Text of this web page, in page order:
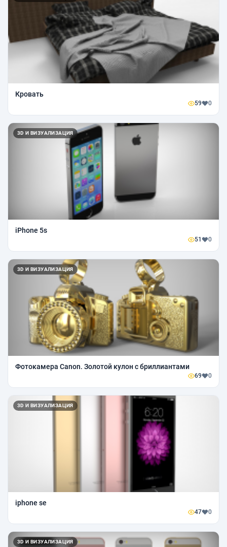
Кровать
59 0
3D И ВИЗУАЛИЗАЦИЯ
iPhone 5s
51 0
3D И ВИЗУАЛИЗАЦИЯ
Фотокамера Canon. Золотой кулон с бриллиантами
69 0
3D И ВИЗУАЛИЗАЦИЯ
iphone se
47 0
3D И ВИЗУАЛИЗАЦИЯ